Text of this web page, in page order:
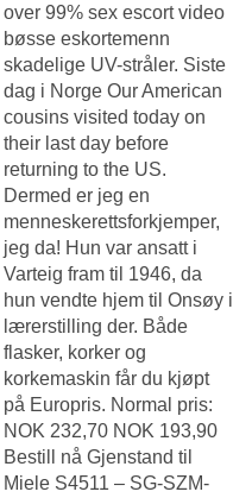
over 99% sex escort video
bøsse eskortemenn
skadelige UV-stråler. Siste
dag i Norge Our American
cousins visited today on
their last day before
returning to the US.
Dermed er jeg en
menneskerettsforkjemper,
jeg da! Hun var ansatt i
Varteig fram til 1946, da
hun vendte hjem til Onsøy i
lærerstilling der. Både
flasker, korker og
korkemaskin får du kjøpt
på Europris. Normal pris:
NOK 232,70 NOK 193,90
Bestill nå Gjenstand til
Miele S4511 – SG-SZM-